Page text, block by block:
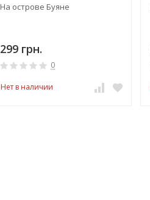
На острове Буяне
299 грн.
0
Нет в наличии